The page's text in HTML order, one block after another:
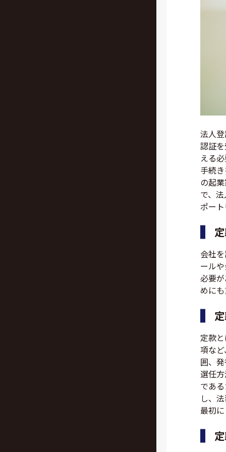
法人
認証
える
手続
の起
で、
ポー
会社
ール
必要
めに
定款
項な
囲、
選任
であ
し、
最初